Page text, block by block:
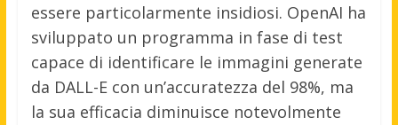
essere particolarmente insidiosi. OpenAI ha
sviluppato un programma in fase di test
capace di identificare le immagini generate
da DALL-E con un’accuratezza del 98%, ma
la sua efficacia diminuisce notevolmente